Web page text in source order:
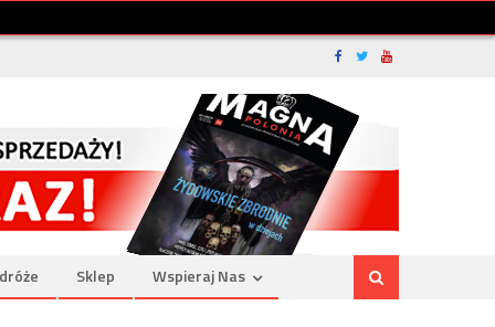
Sklep Wspieraj Nas